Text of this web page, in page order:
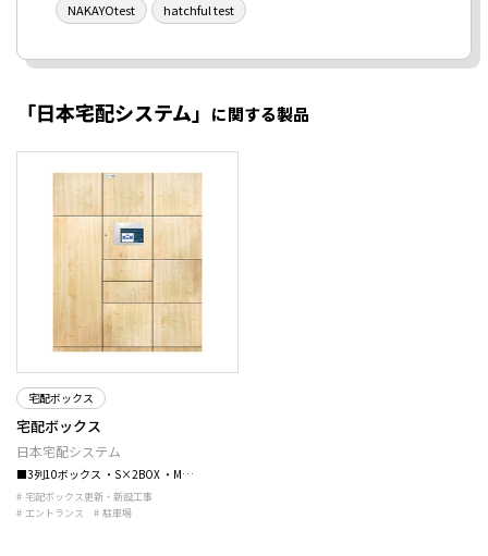
NAKAYOtest
hatchful test
「日本宅配システム」 に関する製品
宅配ボックス
宅配ボックス
日本宅配システム
■3列10ボックス ・S×2BOX ・M…
宅配ボックス更新・新設工事
エントランス
駐車場